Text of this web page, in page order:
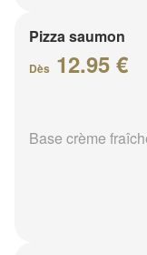
Pizza saumon
Dès 12.95 €
Base crème